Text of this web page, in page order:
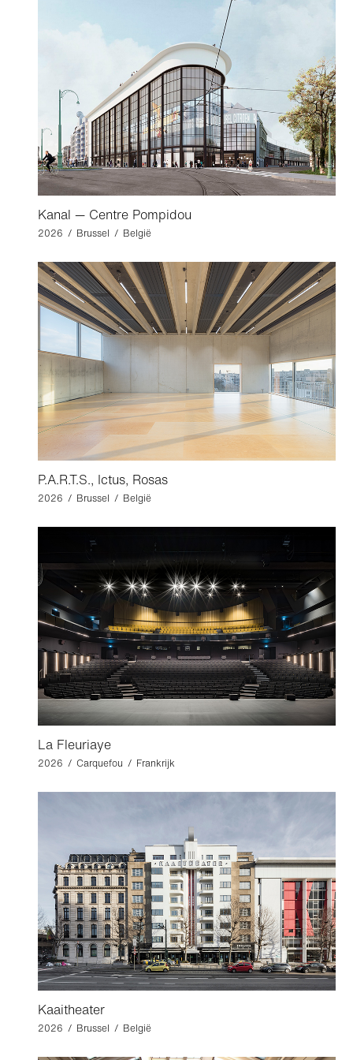
Kanal — Centre Pompidou
2026 / Brussel / België
P.A.R.T.S., Ictus, Rosas
2026 / Brussel / België
La Fleuriaye
2026 / Carquefou / Frankrijk
Kaaitheater
2026 / Brussel / België